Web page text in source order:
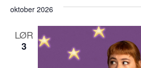
v
oktober 2026
LØR
3